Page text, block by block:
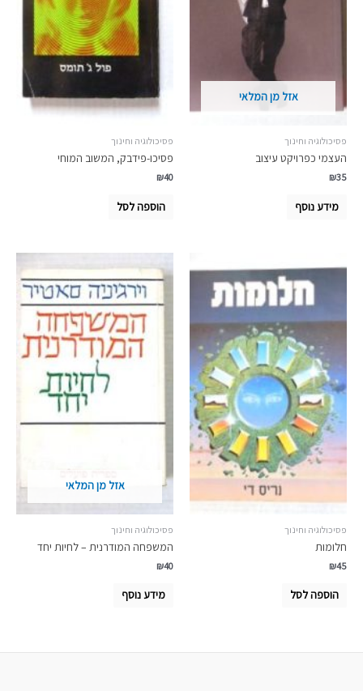
אזל מן המלאי
פסיכולוגיה וחינוך
העצמי כפרויקט עיצוב
₪35
מידע נוסף
פסיכולוגיה וחינוך
פסיכו-פידבק, המשוב המוחי
₪40
הוספה לסל
פסיכולוגיה וחינוך
חלומות
₪45
הוספה לסל
אזל מן המלאי
פסיכולוגיה וחינוך
המשפחה המודרנית – לחיות יחד
₪40
מידע נוסף